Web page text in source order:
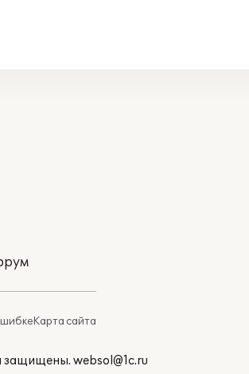
Карта сайта
защищены. websol@1c.ru